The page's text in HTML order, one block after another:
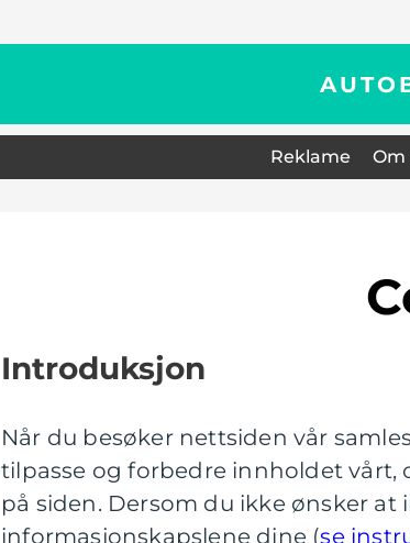
Reklame Om
Introduksjon
Når du besøker nettsiden vår
tilpasse og forbedre innholdet vårt,
på siden. Dersom du ikke ønsker
informasjonskapslene dine (se